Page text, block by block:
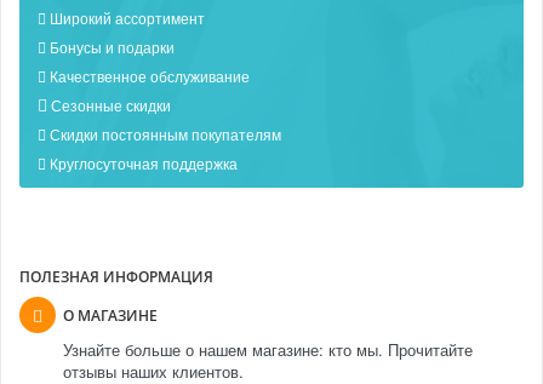
Широкий ассортимент
Бонусы и подарки
Качественное обслуживание
Сезонные скидки
Скидки постоянным покупателям
Круглосуточная поддержка
ПОЛЕЗНАЯ ИНФОРМАЦИЯ
О МАГАЗИНЕ
Узнайте больше о нашем магазине: кто мы. Прочитайте
отзывы наших клиентов.